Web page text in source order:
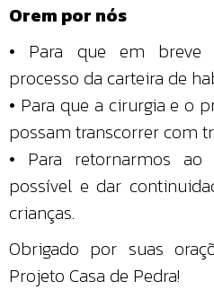
Orem por nós
• Para que em breve
processo da carteira de
• Para que a cirurgia e o
possam transcorrer com
• Para retornarmos
possível e dar
crianças.
Obrigado por suas
Projeto Casa de Pedra!